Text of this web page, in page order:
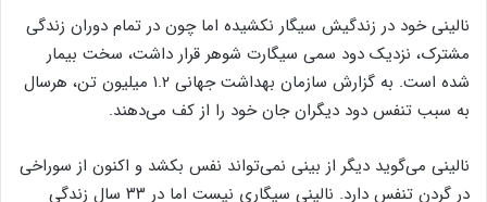
نالینی خود در زندگیش سیگار نکشیده اما چون در تمام دوران زندگی
مشترک، نزدیک دود سمی سیگارت شوهر قرار داشت، سخت بیمار
شده است. به گزارش سازمان بهداشت جهانی ۱.۲ میلیون تن، هرسال
به سبب تنفس دود دیگران جان خود را از کف می‌دهند.
نالینی می‌گوید دیگر از بینی نمی‌تواند نفس بکشد و اکنون از سوراخی
در گردن تنفس دارد. نالینی سیگاری نیست اما در ۳۳ سال زندگی